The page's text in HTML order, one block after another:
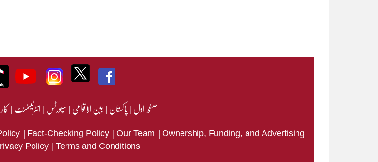
صفحہ اول|پاکستان|بین الاقوامی|سپورٹس|انٹرٹینمنٹ|
| Fact-Checking Policy | Our Team | Ownership, Funding, and Advertising
Policy | Terms and Conditions